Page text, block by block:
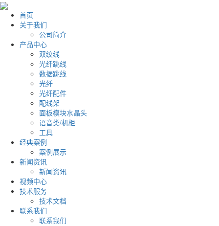
首页
关于我们
公司简介
产品中心
双绞线
光纤跳线
数据跳线
光纤
光纤配件
配线架
面板模块水晶头
语音类/机柜
工具
经典案例
案例展示
新闻资讯
新闻资讯
视频中心
技术服务
技术文档
联系我们
联系我们